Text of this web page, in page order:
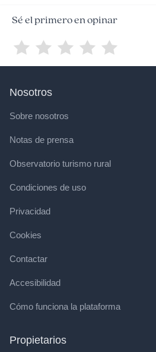
Sé el primero en opinar
Nosotros
Sobre nosotros
Notas de prensa
Observatorio turismo rural
Condiciones de uso
Privacidad
Cookies
Contactar
Accesibilidad
Cómo funciona la plataforma
Propietarios